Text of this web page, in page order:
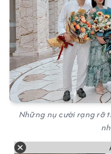
Những nụ cười rạng rỡ